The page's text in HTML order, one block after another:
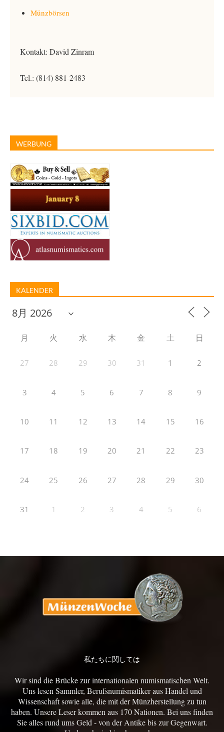
Münzbörsen
Kontakt: David Zinram
Tel.: (814) 881-2483
WERBUNG
KALENDER
月 火 水 木 金 土 日
27 28 29 30 31 1 2
3 4 5 6 7 8 9
10 11 12 13 14 15 16
17 18 19 20 21 22 23
24 25 26 27 28 29 30
31 1 2 3 4 5 6
私たちに関しては
Wir sind die Brücke zur internationalen numismatischen Welt.
Uns lesen Sammler, Berufsnumismatiker aus Handel und
Wissenschaft sowie alle, die mit der Münzherstellung zu tun
haben. Unsere Leser kommen aus 170 Nationen. Bei uns finden
Sie alles rund ums Geld - von der Antike bis zur Gegenwart.